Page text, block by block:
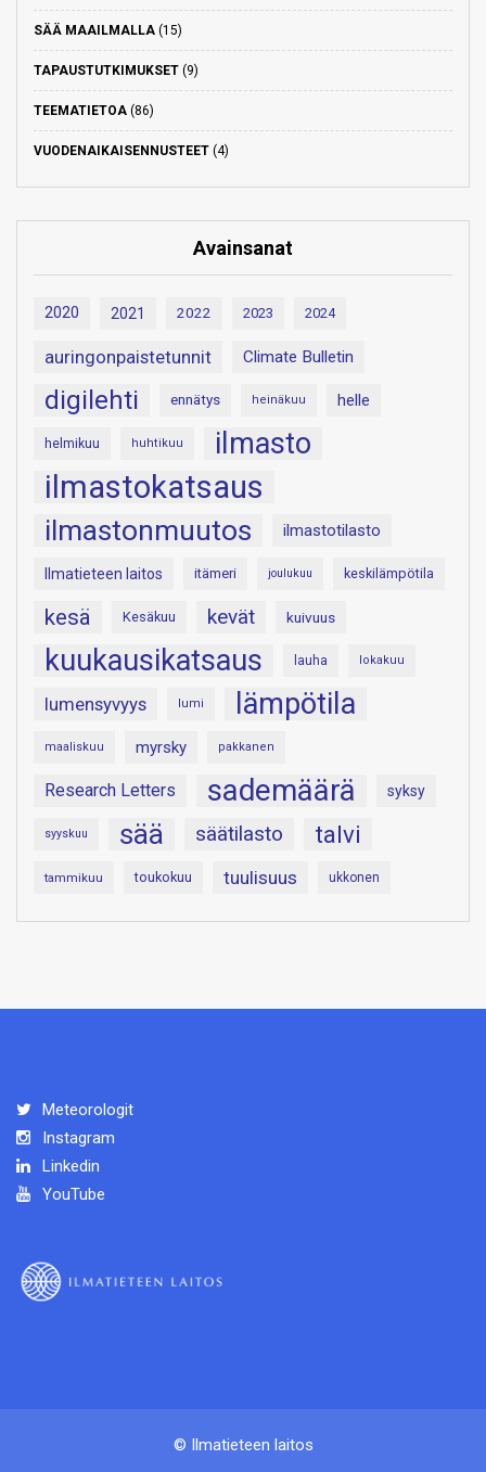
SÄÄ MAAILMALLA (15)
TAPAUSTUTKIMUKSET (9)
TEEMATIETOA (86)
VUODENAIKAISENNUSTEET (4)
Avainsanat
2020 2021 2022 2023 2024
auringonpaistetunnit Climate Bulletin
digilehti ennätys heinäkuu helle
helmikuu huhtikuu ilmasto
ilmastokatsaus
ilmastonmuutos ilmastotilasto
Ilmatieteen laitos itämeri joulukuu keskilämpötila
kesä Kesäkuu kevät kuivuus
kuukausikatsaus lauha lokakuu
lumensyvyys lumi lämpötila
maaliskuu myrsky pakkanen
Research Letters sademäärä syksy
syyskuu sää säätilasto talvi
tammikuu toukokuu tuulisuus ukkonen
Meteorologit
Instagram
Linkedin
YouTube
© Ilmatieteen laitos